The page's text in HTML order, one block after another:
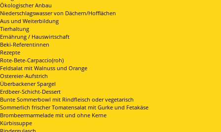
Ökologischer Anbau
Niederschlagswasser von Dächern/Hofflächen
Aus und Weiterbildung
Tierhaltung
Ernährung / Hauswirtschaft
Beki-Referentinnen
Rezepte
Rote-Bete-Carpaccio(roh)
Feldsalat mit Walnuss und Orange
Ostereier-Aufstrich
Überbackener Spargel
Erdbeer-Schicht-Dessert
Bunte Sommerbowl mit Rindfleisch oder vegetarisch
Sommerlich frischer Tomatensalat mit Gurke und Fetakäse
Brombeermarmelade mit und ohne Kerne
Kürbissuppe